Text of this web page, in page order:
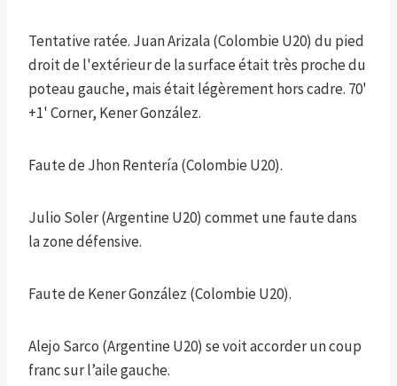
Tentative ratée. Juan Arizala (Colombie U20) du pied
droit de l'extérieur de la surface était très proche du
poteau gauche, mais était légèrement hors cadre. 70'
+1' Corner, Kener González.
Faute de Jhon Rentería (Colombie U20).
Julio Soler (Argentine U20) commet une faute dans
la zone défensive.
Faute de Kener González (Colombie U20).
Alejo Sarco (Argentine U20) se voit accorder un coup
franc sur l’aile gauche.